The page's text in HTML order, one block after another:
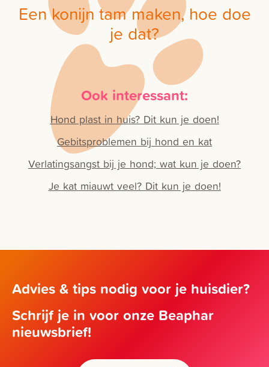
Een konijn tam maken, hoe doe
je dat?
Ook interessant:
Hond plast in huis? Dit kun je doen!
Gebitsproblemen bij hond en kat
Verlatingsangst bij je hond; wat kun je doen?
Je kat miauwt veel? Dit kun je doen!
Advies & tips nodig voor je huisdier?
Schrijf je in voor onze Beaphar
nieuwsbrief!